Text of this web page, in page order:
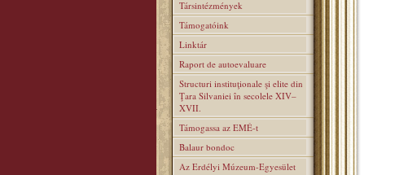
Társintézmények
Támogatóink
Linktár
Raport de autoevaluare
Structuri instituţionale şi elite din
Ţara Silvaniei în secolele XIV–
XVII.
Támogassa az EMÉ-t
Balaur bondoc
Az Erdélyi Múzeum-Egyesület